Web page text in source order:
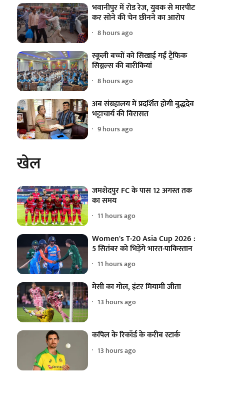
भवानीपुर में रोड रेज, युवक से मारपीट
कर सोने की चेन छीनने का आरोप
8 hours ago
स्कूली बच्चों को सिखाई गईं ट्रैफिक
सिग्नल्स की बारीकियां
8 hours ago
अब संग्रहालय में प्रदर्शित होगी बुद्धदेव
भट्टाचार्य की विरासत
9 hours ago
खेल
जमशेदपुर FC के पास 12 अगस्त तक
का समय
11 hours ago
Women's T-20 Asia Cup 2026 :
5 सितंबर को भिड़ेंगे भारत-पाकिस्तान
11 hours ago
मेसी का गोल, इंटर मियामी जीता
13 hours ago
कपिल के रिकॉर्ड के करीब स्टार्क
13 hours ago